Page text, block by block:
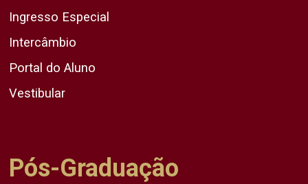
Ingresso Especial
Intercâmbio
Portal do Aluno
Vestibular
Pós-Graduação